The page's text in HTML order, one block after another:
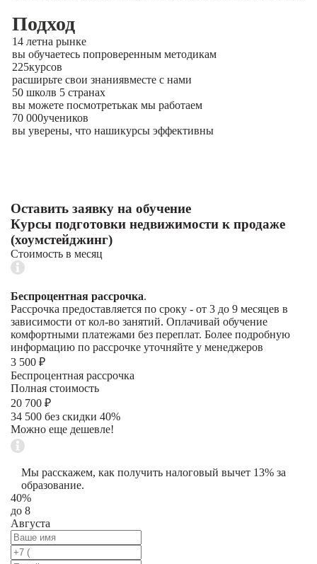
Подход
14 летна рынке
вы обучаетесь попроверенным методикам
225курсов
расширьте свои знаниявместе с нами
50 школв 5 странах
вы можете посмотретькак мы работаем
70 000учеников
вы уверены, что нашикурсы эффективны
Оставить заявку на обучение
Курсы подготовки недвижимости к продаже
(хоумстейджинг)
Стоимость в месяц
Беспроцентная рассрочка.
Рассрочка предоставляется по сроку - от 3 до 9 месяцев в
зависимости от кол-во занятий. Оплачивай обучение
комфортными платежами без переплат. Более подробную
информацию по рассрочке уточняйте у менеджеров
3 500 ₽
Беспроцентная рассрочка
Полная стоимость
20 700 ₽
34 500 без скидки 40%
Можно еще дешевле!
Мы расскажем, как получить налоговый вычет 13% за
образование.
40%
до 8
Августа